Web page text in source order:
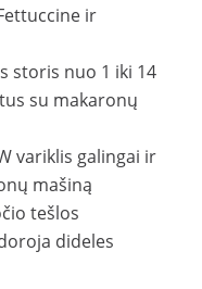
ir
storis nuo 1 iki 14
su makaronų
variklis galingai ir
mašiną
tešlos
dideles